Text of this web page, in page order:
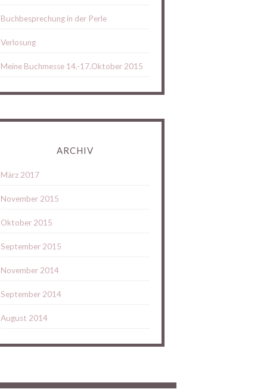
Buchbesprechung in der Perle
Verlosung
Meine Buchmesse 14.-17.Oktober 2015
ARCHIV
März 2017
November 2015
Oktober 2015
September 2015
November 2014
September 2014
August 2014